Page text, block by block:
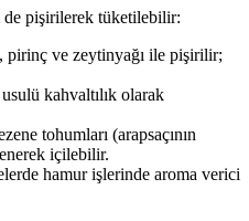
de pişirilerek tüketilebilir:
pirinç ve zeytinyağı ile pişirilir;
kahvaltılık olarak
tohumları (arapsaçının
içilebilir.
hamur işlerinde aroma verici